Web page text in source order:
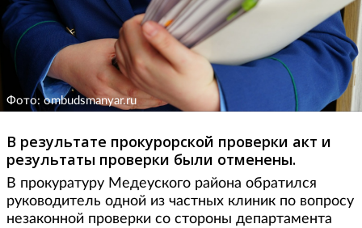
Фото: ombudsmanyar.ru
В результате прокурорской проверки акт и
результаты проверки были отменены.
В прокуратуру Медеуского района обратился
руководитель одной из частных клиник по вопросу
незаконной проверки со стороны департамента